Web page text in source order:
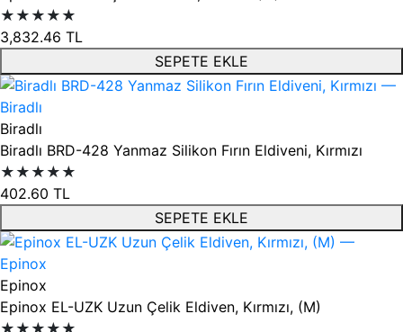
★★★★★
3,832.46 TL
SEPETE EKLE
Biradlı
Biradlı BRD-428 Yanmaz Silikon Fırın Eldiveni, Kırmızı
★★★★★
402.60 TL
SEPETE EKLE
Epinox
Epinox EL-UZK Uzun Çelik Eldiven, Kırmızı, (M)
★★★★★